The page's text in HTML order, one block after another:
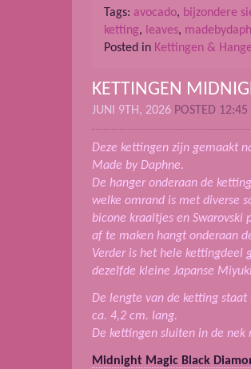
Tags: avocado, bijzondere
ketting, leaves,
Posted in Kettingen &
KETTINGEN
JUNI 9TH, 2026 POSTED 12:45
Deze kettingen zijn gemaakt
Made by Daphne.
De hanger onderaan de
welke omrand is met diverse
bicone kraaltjes en Swarovski
af te maken hangt onderaan
Verder is het hele kettingdeel
dezelfde kleine Japanse
De lengte van de ketting
ca. 4,2 cm. lang.
De kettingen sluiten in de nek
Midnight Magic Black